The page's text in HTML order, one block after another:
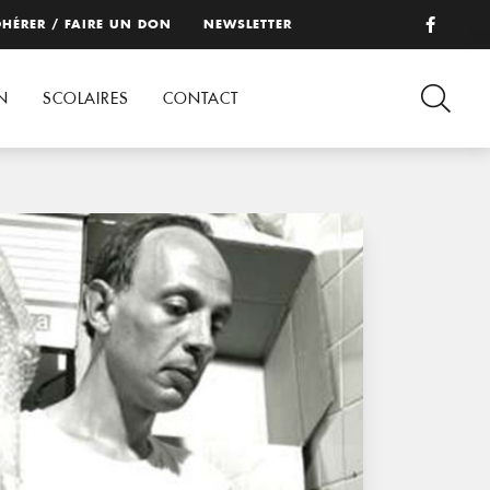
/ FAIRE UN DON NEWSLETTER
SCOLAIRES CONTACT